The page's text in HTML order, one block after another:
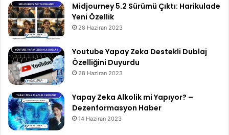
Midjourney 5.2 Sürümü Çıktı: Harikulade
Yeni Özellik
28 Haziran 2023
Youtube Yapay Zeka Destekli Dublaj
Özelliğini Duyurdu
28 Haziran 2023
Yapay Zeka Alkolik mi Yapıyor? –
Dezenformasyon Haber
14 Haziran 2023